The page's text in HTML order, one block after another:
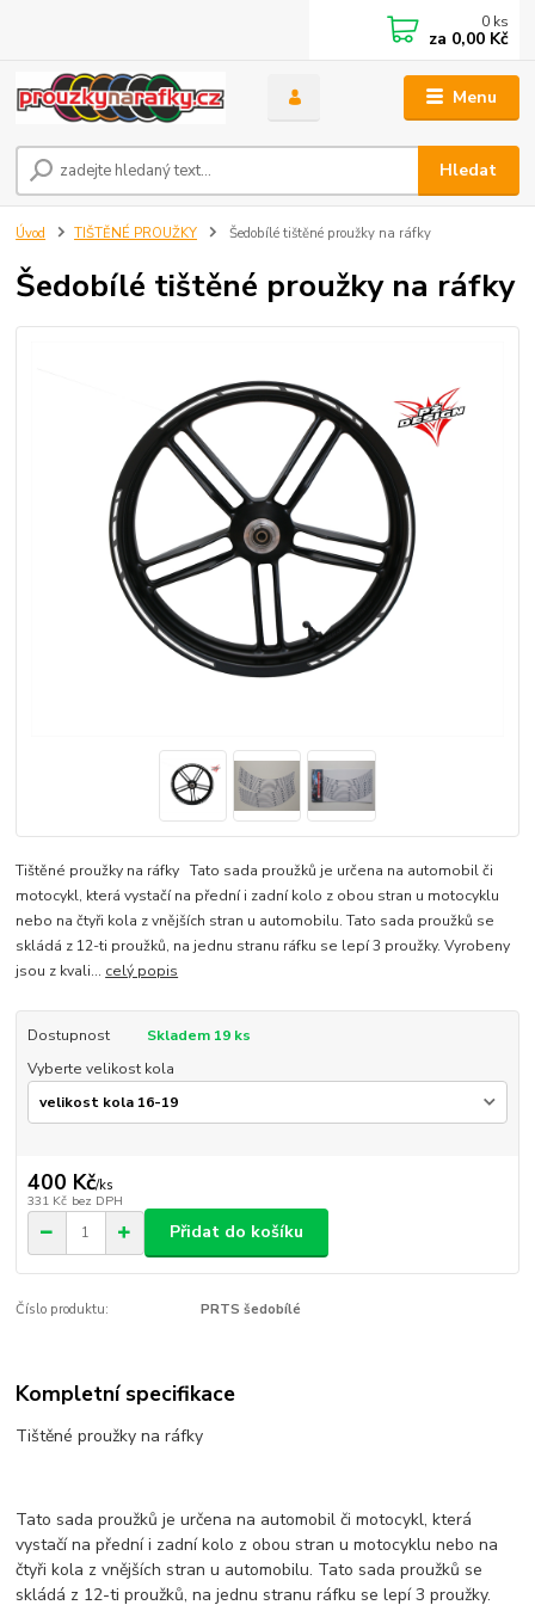
Menu
Hledat
0 ks
za 0,00 Kč
Úvod TIŠTĚNÉ PROUŽKY Šedobílé tištěné proužky na ráfky
Šedobílé tištěné proužky na ráfky
Tištěné proužky na ráfky Tato sada proužků je určena na automobil či
motocykl, která vystačí na přední i zadní kolo z obou stran u motocyklu
nebo na čtyři kola z vnějších stran u automobilu. Tato sada proužků se
skládá z 12-ti proužků, na jednu stranu ráfku se lepí 3 proužky. Vyrobeny
jsou z kvali... celý popis
Dostupnost
Skladem 19 ks
Vyberte velikost kola
400 Kč/ks
331 Kč bez DPH
Přidat do košíku
Číslo produktu: PRTS šedobílé
Kompletní specifikace
Tištěné proužky na ráfky
Tato sada proužků je určena na automobil či motocykl, která
vystačí na přední i zadní kolo z obou stran u motocyklu nebo na
čtyři kola z vnějších stran u automobilu. Tato sada proužků se
skládá z 12-ti proužků, na jednu stranu ráfku se lepí 3 proužky.